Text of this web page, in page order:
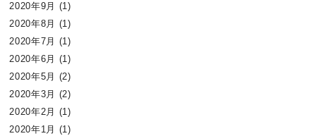
2020年9月 (1)
2020年8月 (1)
2020年7月 (1)
2020年6月 (1)
2020年5月 (2)
2020年3月 (2)
2020年2月 (1)
2020年1月 (1)